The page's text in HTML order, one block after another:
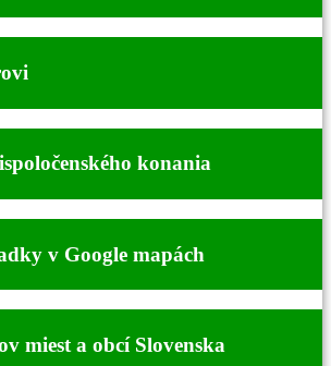
konania
v Google mapách
miest a obcí Slovenska